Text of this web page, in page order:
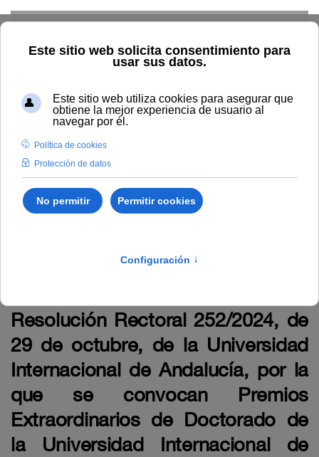
Home La UNIA TOUNIA
Alumnado: convocatorias
Anuncio relativo a la publicación de la relación provisional de
octubre, de la Universidad Internacional de Andalucía, por la que
se convocan Premios Extraordinarios de Doctorado de la
Universidad Internacional de Andalucía (curso académico 2023-
2024).
de la relación provisional de
Resolución Rectoral 252/2024, de
29 de octubre, de la Universidad
Internacional de Andalucía, por la
que se convocan Premios
Extraordinarios de Doctorado de
la Universidad Internacional de